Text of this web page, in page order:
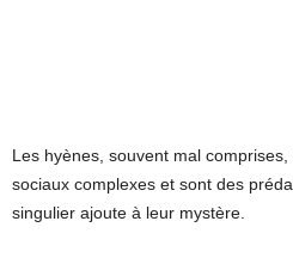
Les hyènes, souvent mal
sociaux complexes et sont des
singulier ajoute à leur mystère.